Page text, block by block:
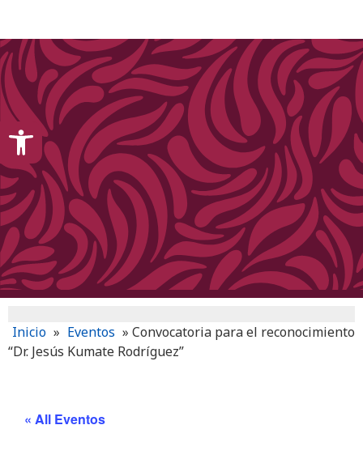
Inicio » Eventos » Convocatoria para el reconocimiento
“Dr. Jesús Kumate Rodríguez”
« All Eventos
Open toolbar